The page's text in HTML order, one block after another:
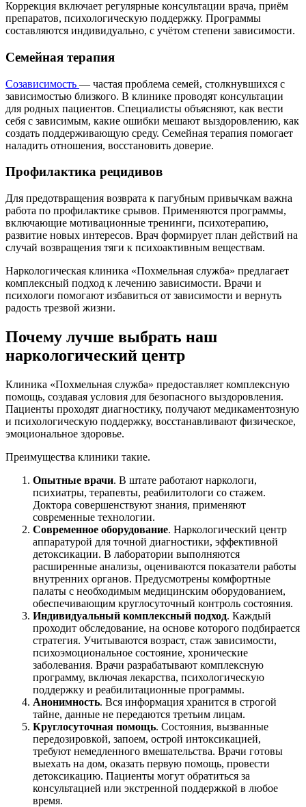
Коррекция включает регулярные консультации врача, приём
препаратов, психологическую поддержку. Программы
составляются индивидуально, с учётом степени зависимости.
Семейная терапия
Созависимость — частая проблема семей, столкнувшихся с
зависимостью близкого. В клинике проводят консультации
для родных пациентов. Специалисты объясняют, как вести
себя с зависимым, какие ошибки мешают выздоровлению, как
создать поддерживающую среду. Семейная терапия помогает
наладить отношения, восстановить доверие.
Профилактика рецидивов
Для предотвращения возврата к пагубным привычкам важна
работа по профилактике срывов. Применяются программы,
включающие мотивационные тренинги, психотерапию,
развитие новых интересов. Врач формирует план действий на
случай возвращения тяги к психоактивным веществам.
Наркологическая клиника «Похмельная служба» предлагает
комплексный подход к лечению зависимости. Врачи и
психологи помогают избавиться от зависимости и вернуть
радость трезвой жизни.
Почему лучше выбрать наш
наркологический центр
Клиника «Похмельная служба» предоставляет комплексную
помощь, создавая условия для безопасного выздоровления.
Пациенты проходят диагностику, получают медикаментозную
и психологическую поддержку, восстанавливают физическое,
эмоциональное здоровье.
Преимущества клиники такие.
Опытные врачи. В штате работают наркологи,
психиатры, терапевты, реабилитологи со стажем.
Доктора совершенствуют знания, применяют
современные технологии.
Современное оборудование. Наркологический центр
аппаратурой для точной диагностики, эффективной
детоксикации. В лаборатории выполняются
расширенные анализы, оцениваются показатели работы
внутренних органов. Предусмотрены комфортные
палаты с необходимым медицинским оборудованием,
обеспечивающим круглосуточный контроль состояния.
Индивидуальный комплексный подход. Каждый
проходит обследование, на основе которого подбирается
стратегия. Учитываются возраст, стаж зависимости,
психоэмоциональное состояние, хронические
заболевания. Врачи разрабатывают комплексную
программу, включая лекарства, психологическую
поддержку и реабилитационные программы.
Анонимность. Вся информация хранится в строгой
тайне, данные не передаются третьим лицам.
Круглосуточная помощь. Состояния, вызванные
передозировкой, запоем, острой интоксикацией,
требуют немедленного вмешательства. Врачи готовы
выехать на дом, оказать первую помощь, провести
детоксикацию. Пациенты могут обратиться за
консультацией или экстренной поддержкой в любое
время.